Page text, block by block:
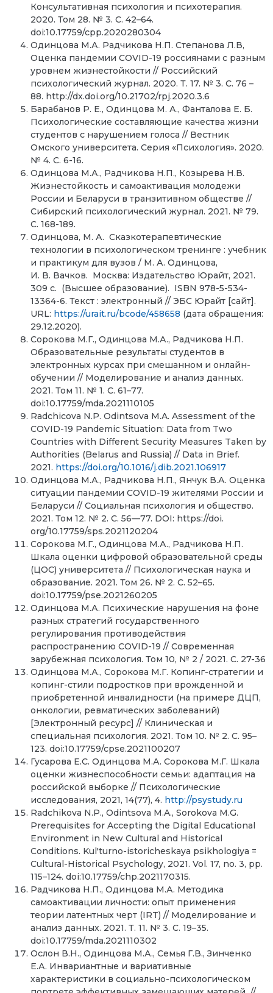
Консультативная психология и психотерапия.
2020. Том 28. № 3. С. 42–64.
doi:10.17759/cpp.2020280304
Одинцова М.А. Радчикова Н.П. Степанова Л.В,
Оценка пандемии COVID-19 россиянами с разным
уровнем жизнестойкости // Российский
психологический журнал. 2020. Т. 17. № 3. С. 76 –
88. http://dx.doi.org/10.21702/rpj.2020.3.6
Барабанов Р. Е., Одинцова М. А., Фанталова Е. Б.
Психологические составляющие качества жизни
студентов с нарушением голоса // Вестник
Омского университета. Серия «Психология». 2020.
№ 4. С. 6-16.
Одинцова М.А., Радчикова Н.П., Козырева Н.В.
Жизнестойкость и самоактивация молодежи
России и Беларуси в транзитивном обществе //
Сибирский психологический журнал. 2021. № 79.
С. 168-189.
Одинцова, М. А. Сказкотерапевтические
технологии в психологическом тренинге : учебник
и практикум для вузов / М. А. Одинцова,
И. В. Вачков. Москва: Издательство Юрайт, 2021.
309 с. (Высшее образование). ISBN 978-5-534-
13364-6. Текст : электронный // ЭБС Юрайт [сайт].
URL: https://urait.ru/bcode/458658 (дата обращения:
29.12.2020).
Сорокова М.Г., Одинцова М.А., Радчикова Н.П.
Образовательные результаты студентов в
электронных курсах при смешанном и онлайн-
обучении // Моделирование и анализ данных.
2021. Том 11. № 1. С. 61–77.
doi:10.17759/mda.2021110105
Radchicova N.P. Odintsova M.A. Assessment of the
COVID-19 Pandemic Situation: Data from Two
Countries with Different Security Measures Taken by
Authorities (Belarus and Russia) // Data in Brief.
2021. https://doi.org/10.1016/j.dib.2021.106917
Одинцова М.А., Радчикова Н.П., Янчук В.А. Оценка
ситуации пандемии COVID-19 жителями России и
Беларуси // Социальная психология и общество.
2021. Том 12. № 2. C. 56—77. DOI: https://doi.
org/10.17759/sps.2021120204
Сорокова М.Г., Одинцова М.А., Радчикова Н.П.
Шкала оценки цифровой образовательной среды
(ЦОС) университета // Психологическая наука и
образование. 2021. Том 26. № 2. С. 52–65.
doi:10.17759/pse.2021260205
Одинцова М.А. Психические нарушения на фоне
разных стратегий государственного
регулирования противодействия
распространению COVID-19 // Современная
зарубежная психология. Том 10, № 2 / 2021. С. 27-36
Одинцова М.А., Сорокова М.Г. Копинг-стратегии и
копинг-стили подростков при врожденной и
приобретенной инвалидности (на примере ДЦП,
онкологии, ревматических заболеваний)
[Электронный ресурс] // Клиническая и
специальная психология. 2021. Том 10. № 2. С. 95–
123. doi:10.17759/cpse.2021100207
Гусарова Е.С. Одинцова М.А. Сорокова М.Г. Шкала
оценки жизнеспособности семьи: адаптация на
российской выборке // Психологические
исследования, 2021, 14(77), 4. http://psystudy.ru
Radchikova N.P., Odintsova M.A., Sorokova M.G.
Prerequisites for Accepting the Digital Educational
Environment in New Cultural and Historical
Conditions. Kul'turno-istoricheskaya psikhologiya =
Cultural-Historical Psychology, 2021. Vol. 17, no. 3, pp.
115–124. doi:10.17759/chp.2021170315.
Радчикова Н.П., Одинцова М.А. Методика
самоактивации личности: опыт применения
теории латентных черт (IRT) // Моделирование и
анализ данных. 2021. Т. 11. № 3. С. 19–35.
doi:10.17759/mda.2021110302
Ослон В.Н., Одинцова М.А., Семья Г.В., Зинченко
Е.А. Инвариантные и вариативные
характеристики в социально-психологическом